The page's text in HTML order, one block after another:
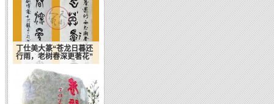
丁仕美大篆“苍龙日暮还
行雨，老树春深更著花”